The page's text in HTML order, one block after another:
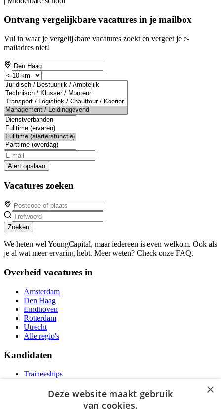
Ontvang vergelijkbare vacatures in je mailbox
Vul in waar je vergelijkbare vacatures zoekt en vergeet je e-
mailadres niet!
Alert opslaan
Vacatures zoeken
Zoeken
We heten wel YoungCapital, maar iedereen is even welkom. Ook als
je al wat meer ervaring hebt. Meer weten? Check onze FAQ.
Overheid vacatures in
Amsterdam
Den Haag
Eindhoven
Rotterdam
Utrecht
Alle regio's
Kandidaten
Traineeships
Over Vacatures Overheid Online
×
Deze website maakt gebruik
van cookies.